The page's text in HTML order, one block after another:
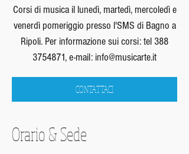
Corsi di musica il lunedì, martedì, mercoledì e
venerdì pomeriggio presso l'SMS di Bagno a
Ripoli. Per informazione sui corsi: tel 388
3754871, e-mail: info@musicarte.it
CONTATTACI
Orario & Sede